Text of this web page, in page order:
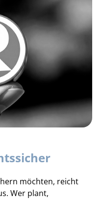
möchten, reicht
Wer plant,